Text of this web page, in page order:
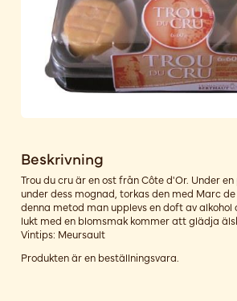
Beskrivning
Trou du cru är en ost från Côte d'Or. Under
under dess mognad, torkas den med Marc
denna metod man upplevs en doft av alkohol
lukt med en blomsmak kommer att glädja
Vintips: Meursault
Produkten är en beställningsvara.